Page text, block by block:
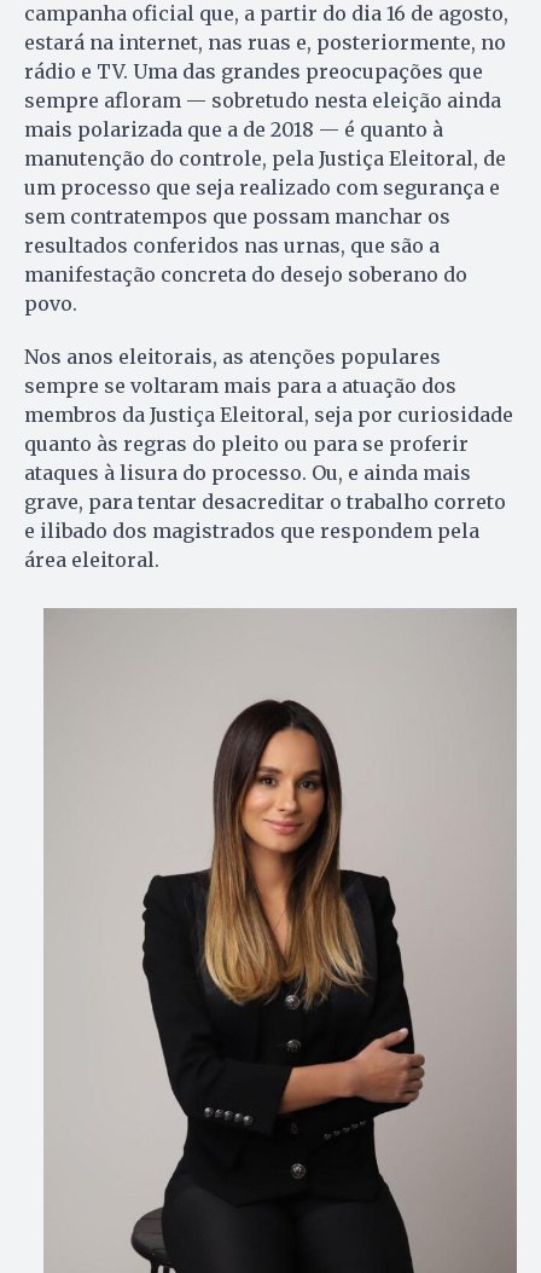
campanha oficial que, a partir do dia 16 de agosto,
estará na internet, nas ruas e, posteriormente, no
rádio e TV. Uma das grandes preocupações que
sempre afloram — sobretudo nesta eleição ainda
mais polarizada que a de 2018 — é quanto à
manutenção do controle, pela Justiça Eleitoral, de
um processo que seja realizado com segurança e
sem contratempos que possam manchar os
resultados conferidos nas urnas, que são a
manifestação concreta do desejo soberano do
povo.
Nos anos eleitorais, as atenções populares
sempre se voltaram mais para a atuação dos
membros da Justiça Eleitoral, seja por curiosidade
quanto às regras do pleito ou para se proferir
ataques à lisura do processo. Ou, e ainda mais
grave, para tentar desacreditar o trabalho correto
e ilibado dos magistrados que respondem pela
área eleitoral.